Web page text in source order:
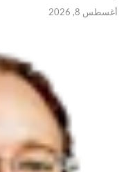
أغسطس 8, 2026